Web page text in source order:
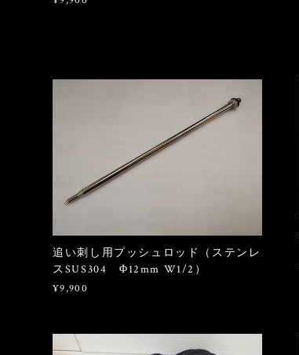
追い刺し用プッシュロッド（ステンレ
スSUS304 Φ12mm W1/2）
¥9,900